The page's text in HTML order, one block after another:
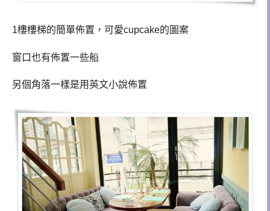
1樓樓梯的簡單佈置，可愛cupcake的圖案
窗口也有佈置一些船
另個角落一樣是用英文小說佈置